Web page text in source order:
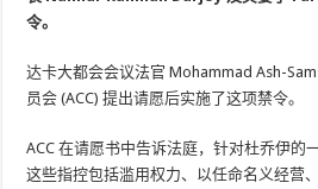
令。
达卡大都会会议法官 Mohammad Ash-
员会 (ACC) 提出请愿后实施了这项禁令。
ACC 在请愿书中告诉法庭，针对杜乔伊的
这些指控包括滥用权力、以任命名义经营